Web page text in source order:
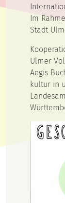
Im
Stadt Ulm
Ulmer
Aegis
kultur in